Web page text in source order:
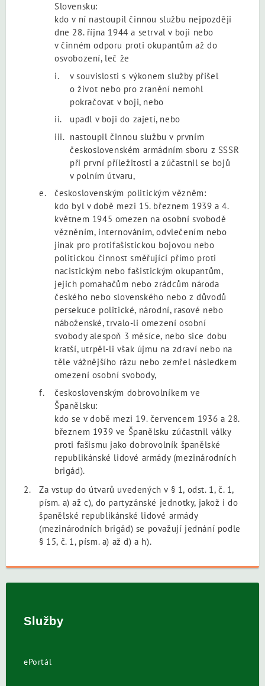
Slovensku:
kdo v ní nastoupil činnou službu nejpozději
dne 28. října 1944 a setrval v boji nebo
v činném odporu proti okupantům až do
osvobození, leč že
v souvislosti s výkonem služby přišel
o život nebo pro zranění nemohl
pokračovat v boji, nebo
upadl v boji do zajetí, nebo
nastoupil činnou službu v prvním
československém armádním sboru z SSSR
při první příležitosti a zúčastnil se bojů
v polním útvaru,
československým politickým vězněm:
kdo byl v době mezi 15. březnem 1939 a 4.
květnem 1945 omezen na osobní svobodě
vězněním, internováním, odvlečením nebo
jinak pro protifašistickou bojovou nebo
politickou činnost směřující přímo proti
nacistickým nebo fašistickým okupantům,
jejich pomahačům nebo zrádcům národa
českého nebo slovenského nebo z důvodů
persekuce politické, národní, rasové nebo
náboženské, trvalo-li omezení osobní
svobody alespoň 3 měsíce, nebo sice dobu
kratší, utrpěl-li však újmu na zdraví nebo na
těle vážnějšího rázu nebo zemřel následkem
omezení osobní svobody,
československým dobrovolníkem ve
Španělsku:
kdo se v době mezi 19. červencem 1936 a 28.
březnem 1939 ve Španělsku zúčastnil války
proti fašismu jako dobrovolník španělské
republikánské lidové armády (mezinárodních
brigád).
Za vstup do útvarů uvedených v § 1, odst. 1, č. 1,
písm. a) až c), do partyzánské jednotky, jakož i do
španělské republikánské lidové armády
(mezinárodních brigád) se považují jednání podle
§ 15, č. 1, písm. a) až d) a h).
Služby
ePortál